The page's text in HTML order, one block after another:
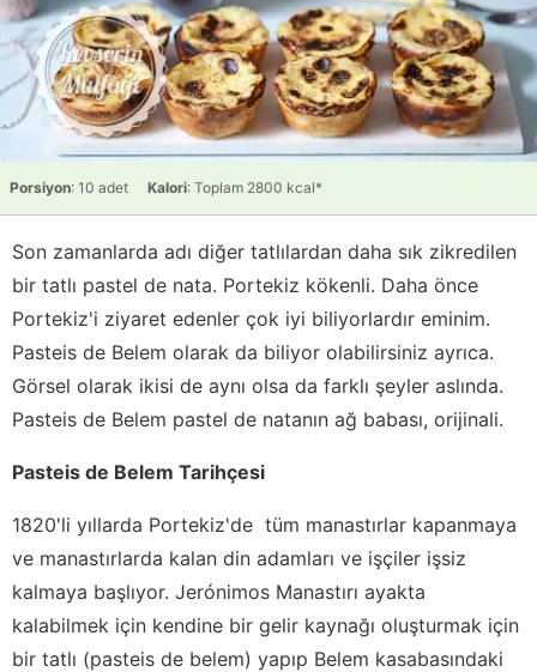
Porsiyon: 10 adet Kalori: Toplam 2800 kcal*
Son zamanlarda adı diğer tatlılardan daha sık zikredilen
bir tatlı pastel de nata. Portekiz kökenli. Daha önce
Portekiz'i ziyaret edenler çok iyi biliyorlardır eminim.
Pasteis de Belem olarak da biliyor olabilirsiniz ayrıca.
Görsel olarak ikisi de aynı olsa da farklı şeyler aslında.
Pasteis de Belem pastel de natanın ağ babası, orijinali.
Pasteis de Belem Tarihçesi
1820'li yıllarda Portekiz'de tüm manastırlar kapanmaya
ve manastırlarda kalan din adamları ve işçiler işsiz
kalmaya başlıyor. Jerónimos Manastırı ayakta
kalabilmek için kendine bir gelir kaynağı oluşturmak için
bir tatlı (pasteis de belem) yapıp Belem kasabasındaki